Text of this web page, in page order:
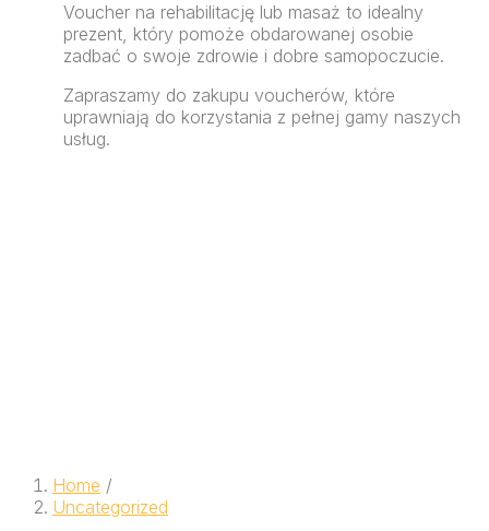
Voucher na rehabilitację lub masaż to idealny
prezent, który pomoże obdarowanej osobie
zadbać o swoje zdrowie i dobre samopoczucie.
Zapraszamy do zakupu voucherów, które
uprawniają do korzystania z pełnej gamy naszych
usług.
Home /
Uncategorized